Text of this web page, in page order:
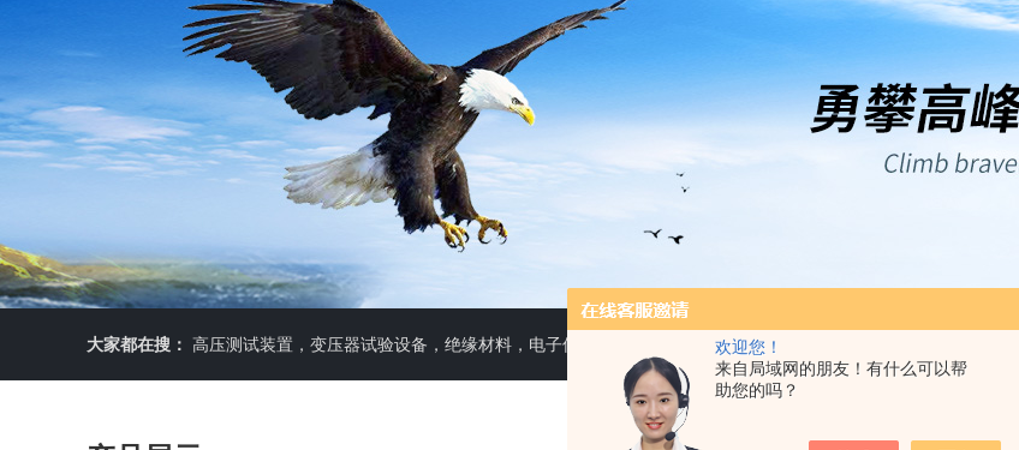
欢迎您！
来自局域网的朋友！有什么可以帮
助您的吗？
大家都在搜： 高压测试装置，变压器试验设备，绝缘材料，电子仪器仪表